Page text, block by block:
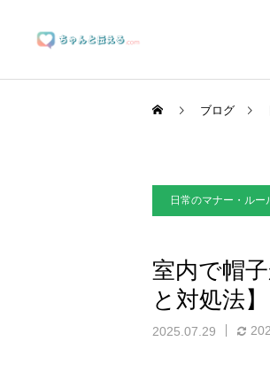
ブ
ブログ
日常のマナー・ルー
室内で帽
と対処法】
2025.07.29